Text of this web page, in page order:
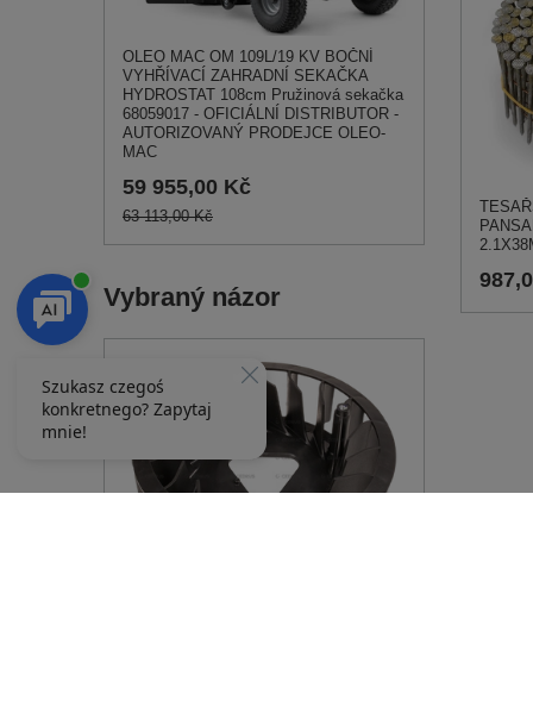
OLEO MAC OM 109L/19 KV BOČNÍ
VYHŘÍVACÍ ZAHRADNÍ SEKAČKA
HYDROSTAT 108cm Pružinová sekačka
68059017 - OFICIÁLNÍ DISTRIBUTOR -
AUTORIZOVANÝ PRODEJCE OLEO-
MAC
59 955,00 Kč
63 113,00 Kč
Vybraný názor